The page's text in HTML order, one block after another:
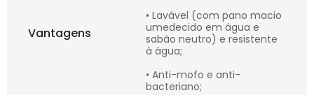
Vantagens
• Lavável (com pano macio
umedecido em água e
sabão neutro) e resistente
à água;
• Anti-mofo e anti-
bacteriano;